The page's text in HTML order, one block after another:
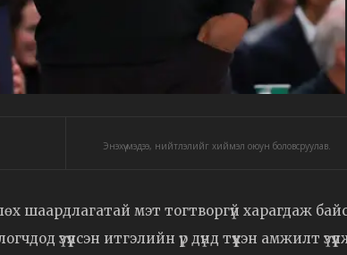
Энэхүү мэдээ, нийтлэлийг хиймэл оюун боловсруулав.
шаардлагатай мэт тогтворгүй харагдаж
үзүүлсэн итгэлийн үр дүнд түүхэн амжилт